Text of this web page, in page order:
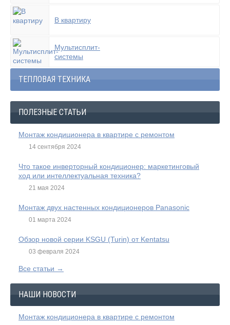
В квартиру
Мультисплит-
системы
ТЕПЛОВАЯ ТЕХНИКА
ПОЛЕЗНЫЕ СТАТЬИ
Монтаж кондиционера в квартире с ремонтом
14 сентября 2024
Что такое инверторный кондиционер: маркетинговый
ход или интеллектуальная техника?
21 мая 2024
Монтаж двух настенных кондиционеров Panasonic
01 марта 2024
Обзор новой серии KSGU (Turin) от Kentatsu
03 февраля 2024
Все статьи →
НАШИ НОВОСТИ
Монтаж кондиционера в квартире с ремонтом